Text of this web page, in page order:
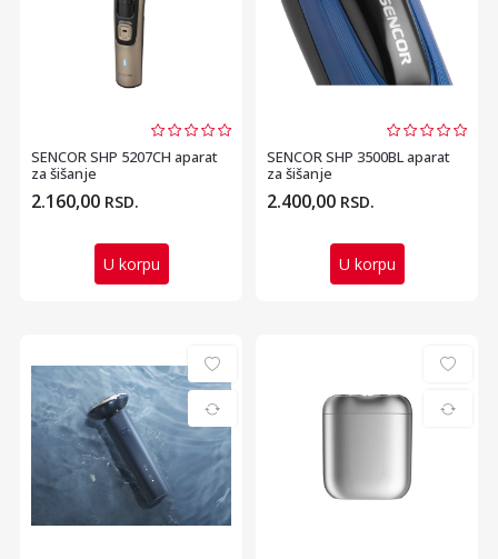
SENCOR SHP 5207CH aparat
za šišanje
2.160,00 RSD.
U korpu
SENCOR SHP 3500BL aparat
za šišanje
2.400,00 RSD.
U korpu